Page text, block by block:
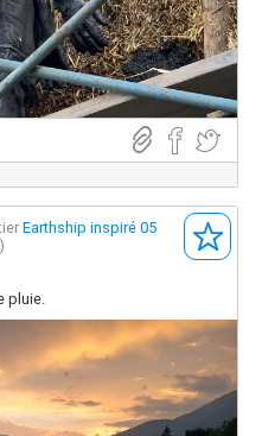
Earthship inspiré 05
pluie.